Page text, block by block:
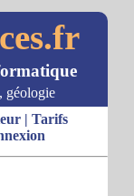
géologie
| Tarifs